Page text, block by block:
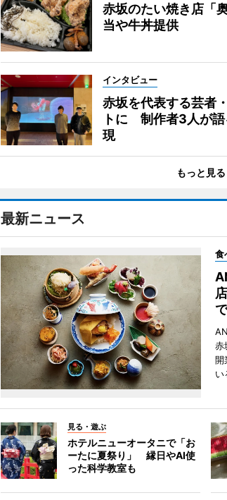
赤坂のたい焼き店「
当や牛丼提供
インタビュー
赤坂を代表する芸者
トに 制作者3人が語
現
もっと見る
最新ニュース
食
で
赤
開
い
見る・遊ぶ
ホテルニューオータニで「お
ーたに夏祭り」 縁日やAI使
った科学教室も